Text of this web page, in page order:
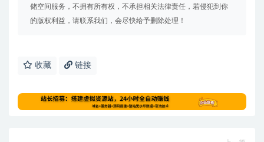
储空间服务，不拥有所有权，不承担相关法律责任，若侵犯到你
的版权利益，请联系我们，会尽快给予删除处理！
收藏 链接